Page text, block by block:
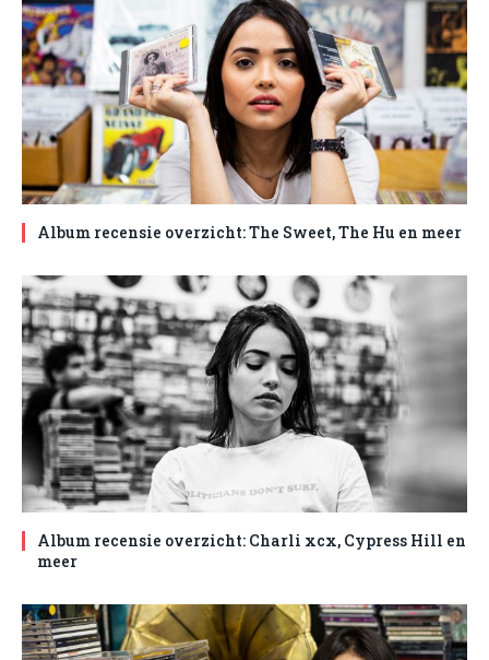
Album recensie overzicht: The Sweet, The Hu en meer
Album recensie overzicht: Charli xcx, Cypress Hill en
meer